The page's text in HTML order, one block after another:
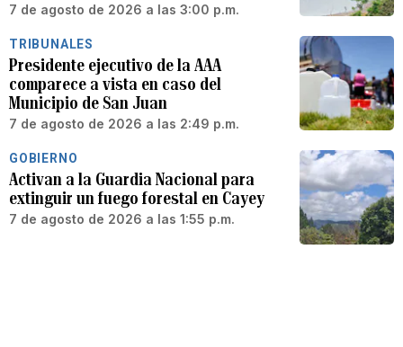
7 de agosto de 2026 a las 3:00 p.m.
TRIBUNALES
Presidente ejecutivo de la AAA
comparece a vista en caso del
Municipio de San Juan
7 de agosto de 2026 a las 2:49 p.m.
GOBIERNO
Activan a la Guardia Nacional para
extinguir un fuego forestal en Cayey
7 de agosto de 2026 a las 1:55 p.m.